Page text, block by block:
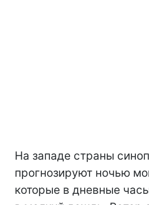
На западе страны
прогнозируют ночью
которые в дневные